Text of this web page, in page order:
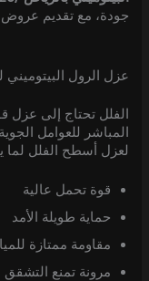
جودة، مع تقديم
عزل الرول البيتوميني
الفلل تحتاج إلى عزل
المباشر للعوامل
لعزل أسطح الفلل لما
قوة تحمل عالية
حماية طويلة الأمد
مقاومة ممتازة
مرونة تمنع التشقق